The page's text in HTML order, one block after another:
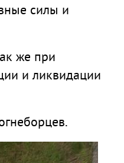
силы и
же при
и ликвидации